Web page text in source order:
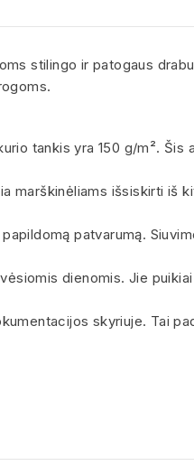
stilingo ir patogaus
tankis yra 150 g/m². Šis
marškinėliams išsiskirti iš
patvarumą.
dienomis. Jie
skyriuje. Tai